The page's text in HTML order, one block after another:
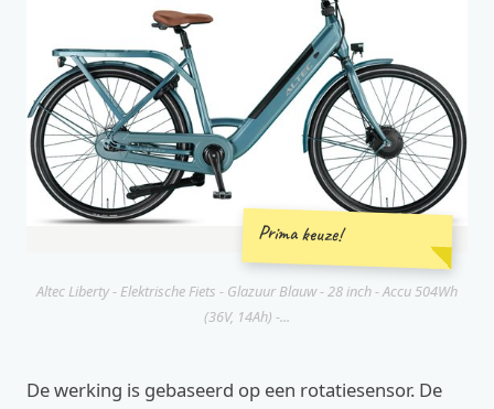
Prima keuze!
Altec Liberty - Elektrische Fiets - Glazuur Blauw - 28 inch - Accu 504Wh
(36V, 14Ah) -...
De werking is gebaseerd op een rotatiesensor. De